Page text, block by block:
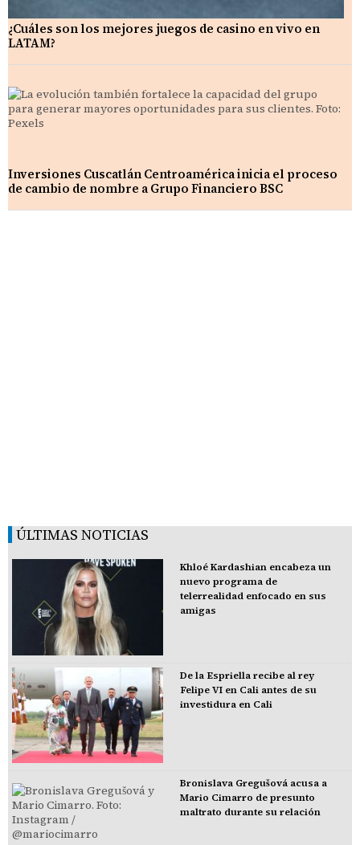
¿Cuáles son los mejores juegos de casino en vivo en
LATAM?
Inversiones Cuscatlán Centroamérica inicia el proceso
de cambio de nombre a Grupo Financiero BSC
ÚLTIMAS NOTICIAS
Khloé Kardashian encabeza un
nuevo programa de
telerrealidad enfocado en sus
amigas
De la Espriella recibe al rey
Felipe VI en Cali antes de su
investidura en Cali
Bronislava Gregušová acusa a
Mario Cimarro de presunto
maltrato durante su relación